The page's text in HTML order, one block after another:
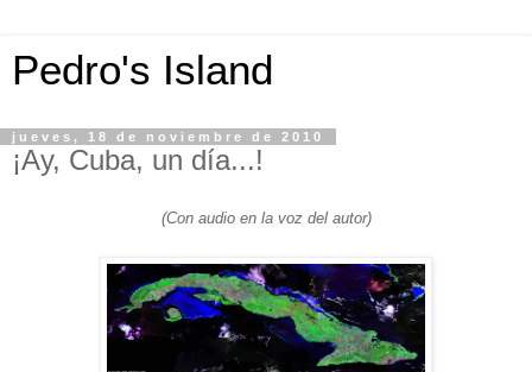
Pedro's Island
jueves, 18 de noviembre de 2010
¡Ay, Cuba, un día...!
(Con audio en la voz del autor)